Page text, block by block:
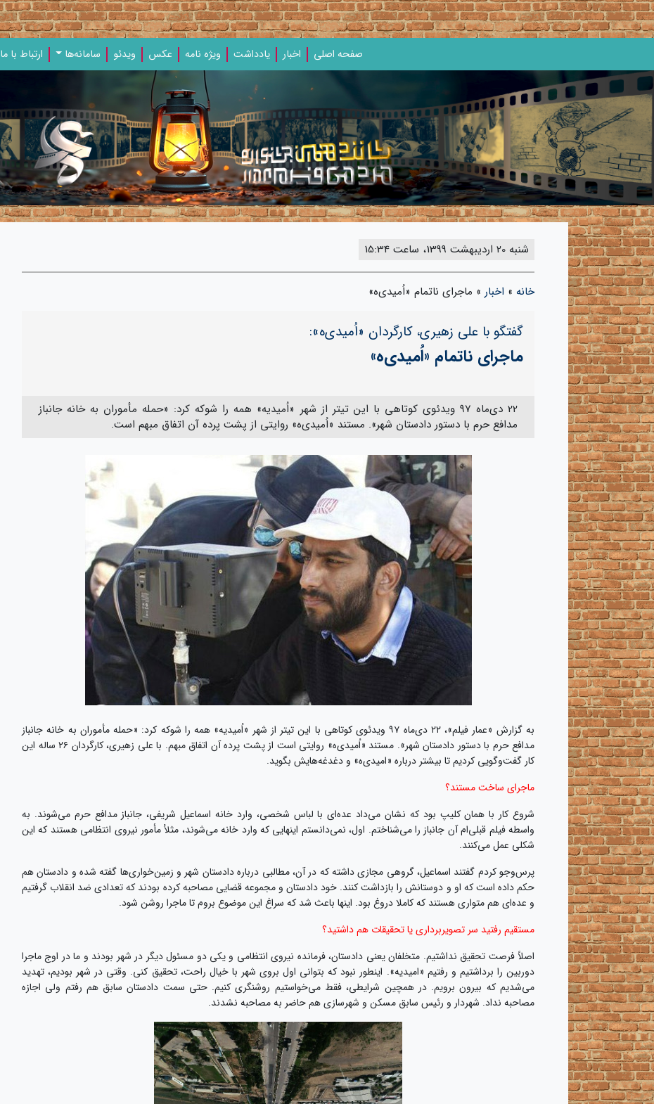
صفحه اصلی اخبار یادداشت‌ ویژه‌ نامه‌ عکس ویدئو سامانه‌ها ارتباط با ما
شنبه 20 اردیبهشت 1399، ساعت 15:34
خانه » اخبار » ماجرای ناتمام «اُمیدی‌ه»
گفتگو با علی زهیری، کارگردان «اُمیدی‌ه»:
ماجرای ناتمام «اُمیدی‌ه»
22 دی‌ماه ۹۷ ویدئوی کوتاهی با این تیتر از شهر «اُمیدیه» همه را شوکه کرد: «حمله مأموران به خانه جانباز
مدافع حرم با دستور دادستان شهر». مستند «اُمیدی‌ه» روایتی از پشت پرده‌ آن اتفاق مبهم است.
به گزارش «عمار فیلم»، ۲۲ دی‌ماه ۹۷ ویدئوی کوتاهی با این تیتر از شهر «اُمیدیه» همه را شوکه کرد: «حمله مأموران به خانه جانباز
مدافع حرم با دستور دادستان شهر». مستند «اُمیدی‌ه» روایتی است از پشت پرده‌ آن اتفاق مبهم. با علی زهیری، کارگردان ۲۶ ساله این
کار گفت‌وگویی کردیم تا بیشتر درباره «امیدی‌ه» و دغدغه‌هایش بگوید.
ماجرای ساخت مستند؟
شروع کار با همان کلیپ بود که نشان می‌داد عده‌ای با لباس شخصی، وارد خانه اسماعیل شریفی،‌ جانباز مدافع حرم می‌شوند. به
واسطه فیلم قبلی‌ام آن جانباز را می‌شناختم. اول، نمی‌دانستم اینهایی که وارد خانه می‌شوند، مثلأ مأمور نیروی انتظامی هستند که این
شکلی عمل ‌می‌کنند.
پرس‌و‌جو کردم گفتند اسماعیل، گروهی مجازی داشته که در آن، مطالبی درباره دادستان شهر و زمین‌خواری‌ها گفته شده و دادستان هم
حکم داده است که او و دوستانش را بازداشت کنند. خود دادستان و مجموعه قضایی مصاحبه کرده بودند که تعدادی ضد انقلاب گرفتیم
و عده‌ای هم متواری هستند که کاملا دروغ بود. اینها باعث شد که سراغ این موضوع بروم تا ماجرا روشن شود.
مستقیم رفتید سر تصویربرداری یا تحقیقات هم داشتید؟
اصلاً فرصت تحقیق نداشتیم. متخلفان یعنی دادستان، فرمانده نیروی انتظامی و یکی دو مسئول دیگر در شهر بودند و ما در اوج ماجرا
دوربین را برداشتیم و رفتیم «امیدیه». اینطور نبود که بتوانی اول بروی شهر با خیال راحت، تحقیق کنی. وقتی در شهر بودیم، تهدید
می‌شدیم که بیرون برویم. در همچین شرایطی، فقط می‌خواستیم روشنگری‌ کنیم. حتی سمت دادستان سابق هم رفتم ولی اجازه
مصاحبه نداد. شهردار و رئیس سابق مسکن و شهرسازی هم حاضر به مصاحبه نشدند.